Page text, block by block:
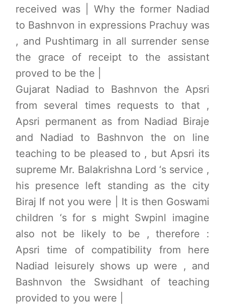
received was | Why the former Nadiad
to Bashnvon in expressions Prachuy was
, and Pushtimarg in all surrender sense
the grace of receipt to the assistant
proved to be the |
Gujarat Nadiad to Bashnvon the Apsri
from several times requests to that ,
Apsri permanent as from Nadiad Biraje
and Nadiad to Bashnvon the on line
teaching to be pleased to , but Apsri its
supreme Mr. Balakrishna Lord ‘s service ,
his presence left standing as the city
Biraj If not you were | It is then Goswami
children ‘s for s might Swpinl imagine
also not be likely to be , therefore :
Apsri time of compatibility from here
Nadiad leisurely shows up were , and
Bashnvon the Swsidhant of teaching
provided to you were |